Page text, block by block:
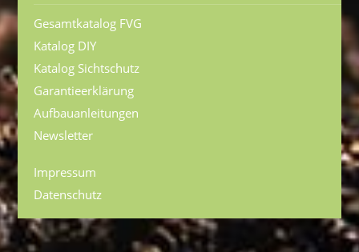
Gesamtkatalog FVG
Katalog DIY
Katalog Sichtschutz
Garantieerklärung
Aufbauanleitungen
Newsletter
Impressum
Datenschutz